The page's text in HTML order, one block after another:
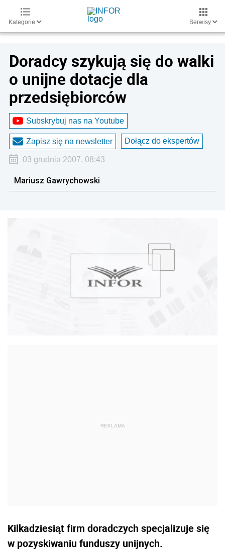
Kategorie Serwisy
Doradcy szykują się do walki
o unijne dotacje dla
przedsiębiorców
Subskrybuj nas na Youtube
Zapisz się na newsletter Dołącz do ekspertów
03 grudnia 2007, 08:43
Mariusz Gawrychowski
Kilkadziesiąt firm doradczych specjalizuje się
w pozyskiwaniu funduszy unijnych.